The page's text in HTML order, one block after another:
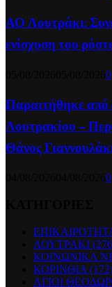
ΑΟ Λουτράκι:
ενίσχυση του
0
Παραιτήθηκε από
Λουτρακίου –
Θάνος
0
ΛΟΥΤΡΑΚΙ
ΚΟΙΝΩΝΙΚΑ
ΚΟΡΙΝΘΙΑ
ΑΓΙΟΙ